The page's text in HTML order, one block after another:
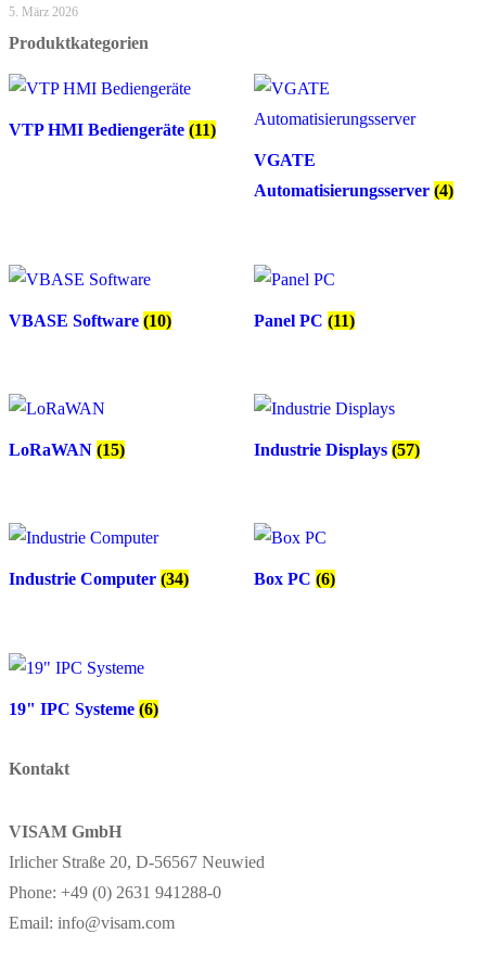
5. März 2026
Produktkategorien
VTP HMI Bediengeräte (11)
VGATE
Automatisierungsserver (4)
VBASE Software (10) Panel PC (11)
LoRaWAN (15) Industrie Displays (57)
Industrie Computer (34) Box PC (6)
19" IPC Systeme (6)
Kontakt
VISAM GmbH
Irlicher Straße 20, D-56567 Neuwied
Phone: +49 (0) 2631 941288-0
Email: info@visam.com